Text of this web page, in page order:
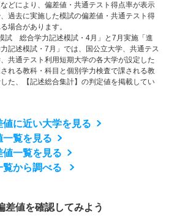
により、偏差値・共通テスト得点率が表示
過去に実施した模試の偏差値・共通テスト得
場合があります。
総合学力記述模試・4月」と7月実施「進
記述模試・7月」では、国公立大学、共通テス
共通テスト利用短期大学の各大学が設定した
れる教科・科目と個別学力検査で課される教
た、【記述総合集計】の判定値を掲載してい
に近い大学を見る
一覧を見る
値一覧を見る
覧から調べる
差値を確認してみよう